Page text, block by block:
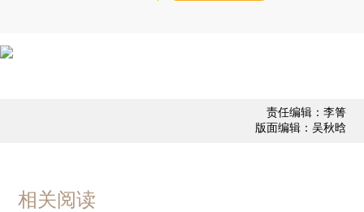
责任编辑：李箐
版面编辑：吴秋晗
相关阅读